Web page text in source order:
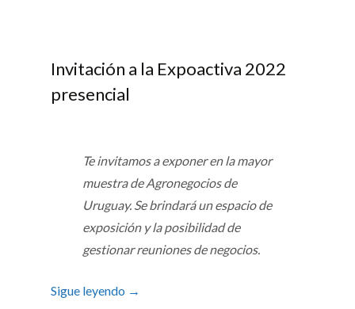
Invitación a la Expoactiva 2022
presencial
Te invitamos a exponer en la mayor
muestra de Agronegocios de
Uruguay. Se brindará un espacio de
exposición y la posibilidad de
gestionar reuniones de negocios.
Sigue leyendo →